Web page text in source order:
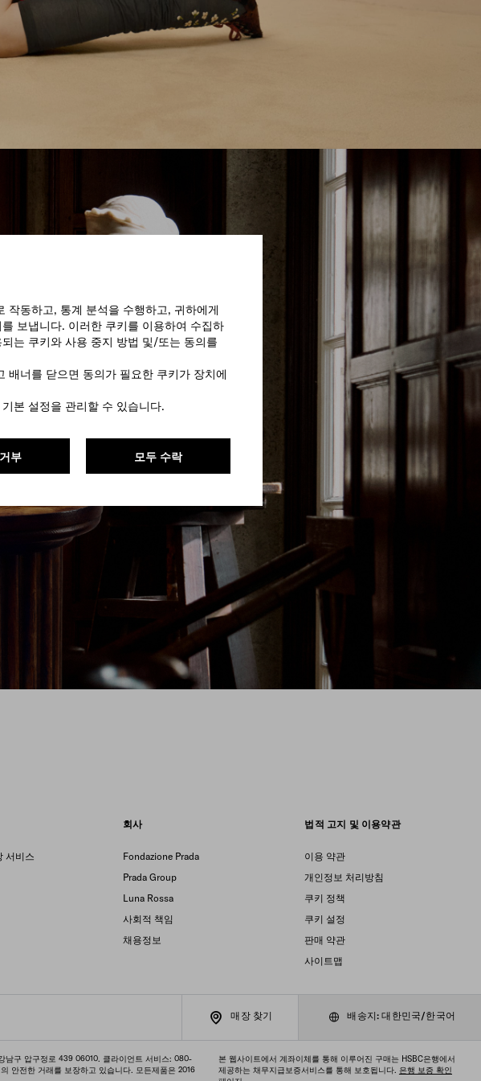
작동하고, 통계 분석을 수행하고, 귀하에게
보냅니다. 이러한 쿠키를 이용하여 수집하
는 쿠키와 사용 중지 방법 및/또는 동의를
너를 닫으면 동의가 필요한 쿠키가 장치에
본 설정을 관리할 수 있습니다.
모두 수락
부
서비스
회사
Fondazione Prada
Prada Group
Luna Rossa
사회적 책임
채용정보
법적 고지 및 이용약관
이용 약관
개인정보 처리방침
쿠키 정책
쿠키 설정
판매 약관
사이트맵
매장 찾기 배송지: 대한민국/한국어
남구 압구정로 439 06010. 클라이언트 서비스: 080-
안전한 거래를 보장하고 있습니다. 모든제품은 2016
본 웹사이트에서 계좌이체를 통해 이루어진 구매는 HSBC은행에서
제공하는 채무지급보증서비스를 통해 보호됩니다. 은행 보증 확인